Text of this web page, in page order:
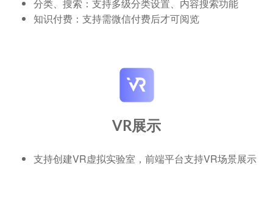
分类、搜索：支持多级分类设置、内容搜索功能
知识付费：支持需微信付费后才可阅览
VR展示
支持创建VR虚拟实验室，前端平台支持VR场景展示